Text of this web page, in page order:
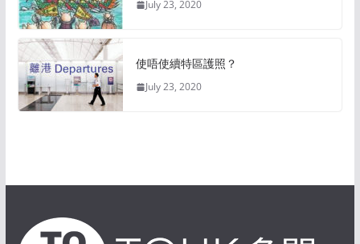
July 23, 2020
使唔使續特區護照？
July 23, 2020